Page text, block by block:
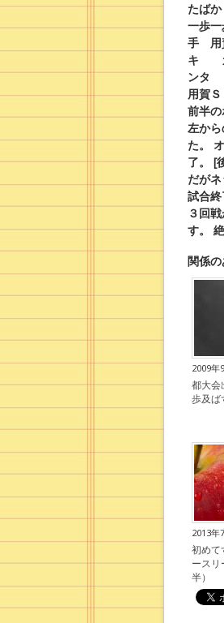
たば
一歩
手 用
キ
ンタ
用賀
前半
左か
た。
了。
[
だが
試合終
３回
す。
関係の
2009年
都大会
歩及ば
2013年
初めて
ースリ
半）